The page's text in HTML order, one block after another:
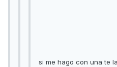
si me hago con una te